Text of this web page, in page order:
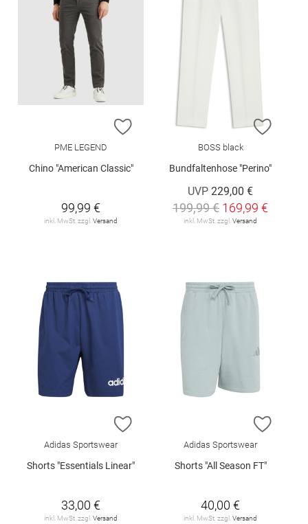
ZUR WUNSCHLISTE HINZUFÜGEN
PME LEGEND
Chino "American Classic"
99,99 €
inkl. MwSt. zzgl. Versand
ZUR
BOSS black
Bundfaltenhose "Perino"
UVP 229,00 €
199,99 € 169,99 €
inkl. MwSt. zzgl. Versand
ZUR WUNSCHLISTE HINZUFÜGEN
Adidas Sportswear
Shorts "Essentials Linear"
33,00 €
inkl. MwSt. zzgl. Versand
ZUR
Adidas Sportswear
Shorts "All Season FT"
40,00 €
inkl. MwSt. zzgl. Versand